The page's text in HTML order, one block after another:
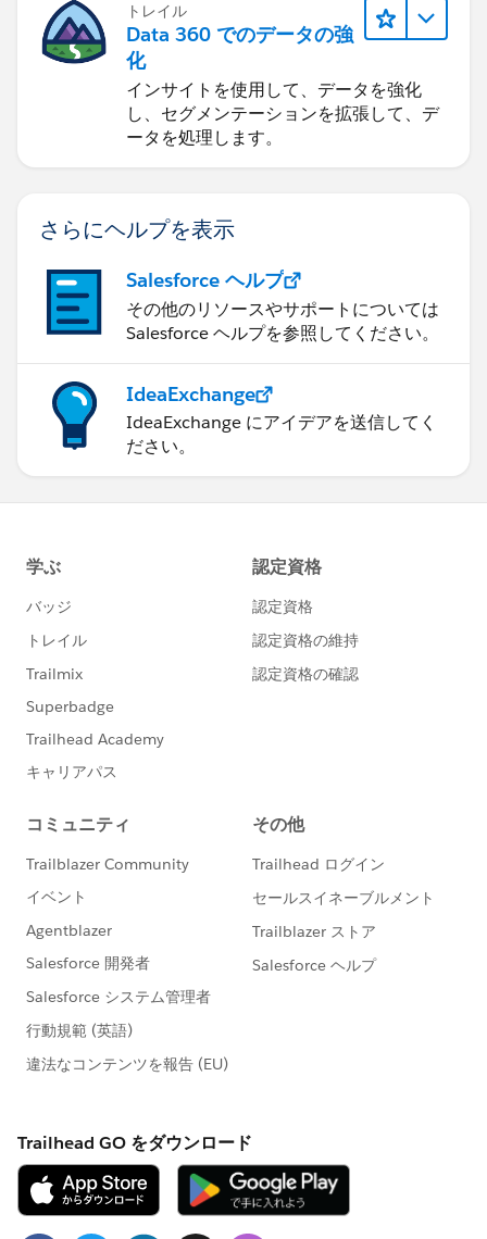
トレイル
Data 360 でのデータの強
化
インサイトを使用して、データを強化
し、セグメンテーションを拡張して、デ
ータを処理します。
さらにヘルプを表示
Salesforce ヘルプ
その他のリソースやサポートについては
Salesforce ヘルプを参照してください。
IdeaExchange
IdeaExchange にアイデアを送信してく
ださい。